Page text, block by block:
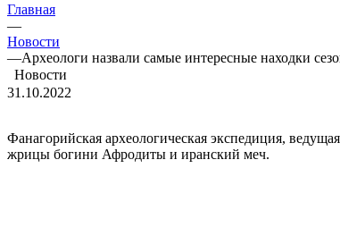
Главная
—
Новости
—Археологи назвали самые интересные находки
Новости
31.10.2022
Фанагорийская археологическая экспедиция,
жрицы богини Афродиты и иранский меч.